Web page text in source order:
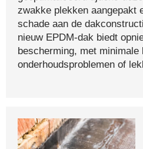
zwakke plekken aangepakt
schade aan de
nieuw EPDM-dak biedt
bescherming, met minimale
onderhoudsproblemen of